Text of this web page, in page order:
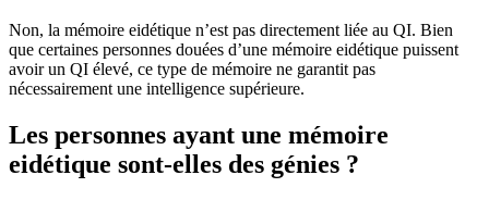
Non, la mémoire eidétique n’est pas directement liée au QI. Bien
que certaines personnes douées d’une mémoire eidétique puissent
avoir un QI élevé, ce type de mémoire ne garantit pas
nécessairement une intelligence supérieure.
Les personnes ayant une mémoire
eidétique sont-elles des génies ?